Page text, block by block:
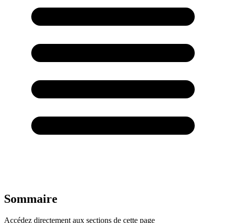
Sommaire
Accédez directement aux sections de cette page